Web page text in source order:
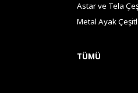
Astar ve Tela
Metal Ayak
TÜMÜ